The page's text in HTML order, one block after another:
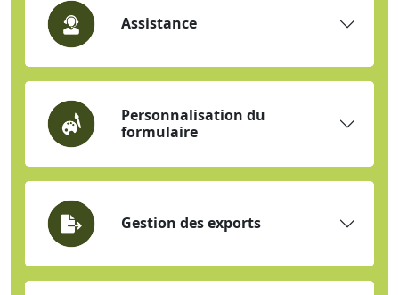
Assistance
Personnalisation du
formulaire
Gestion des exports